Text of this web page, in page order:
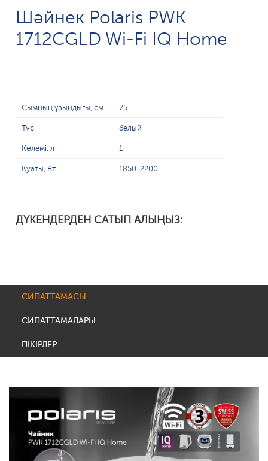
Шәйнек Polaris PWK
1712CGLD Wi-Fi IQ Home
Сымның ұзындығы, см 75
Түсі белый
Көлемі, л 1
Қуаты, Вт 1850-2200
ДҮКЕНДЕРДЕН САТЫП АЛЫҢЫЗ:
СИПАТТАМАСЫ
СИПАТТАМАЛАРЫ
ПІКІРЛЕР